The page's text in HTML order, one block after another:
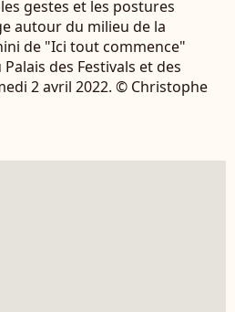
gestes et les postures
autour du milieu de la
de "Ici tout commence"
des Festivals et des
2 avril 2022. © Christophe